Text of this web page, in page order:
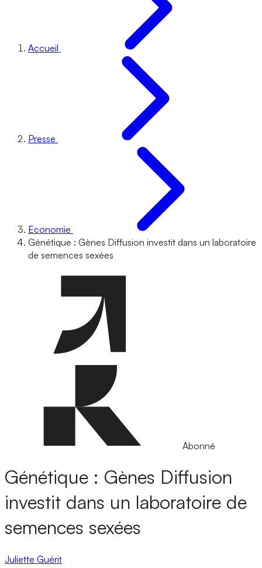
Accueil
Presse
Economie
Génétique : Gènes Diffusion investit dans un laboratoire
de semences sexées
Abonné
Génétique : Gènes Diffusion
investit dans un laboratoire de
semences sexées
Juliette Guérit